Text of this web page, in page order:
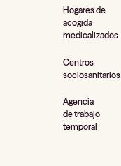
Hogares de
acogida
medicalizados
Centros
sociosanitarios
Agencia
de trabajo
temporal